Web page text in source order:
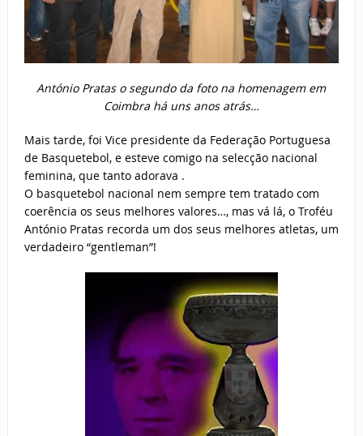
António Pratas o segundo da foto na homenagem em
Coimbra há uns anos atrás…
Mais tarde, foi Vice presidente da Federação Portuguesa
de Basquetebol, e esteve comigo na selecção nacional
feminina, que tanto adorava .
O basquetebol nacional nem sempre tem tratado com
coerência os seus melhores valores…, mas vá lá, o Troféu
António Pratas recorda um dos seus melhores atletas, um
verdadeiro “gentleman”!